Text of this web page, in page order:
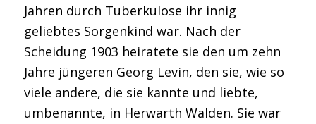
Jahren durch Tuberkulose ihr innig
geliebtes Sorgenkind war. Nach der
Scheidung 1903 heiratete sie den um zehn
Jahre jüngeren Georg Levin, den sie, wie so
viele andere, die sie kannte und liebte,
umbenannte, in Herwarth Walden. Sie war